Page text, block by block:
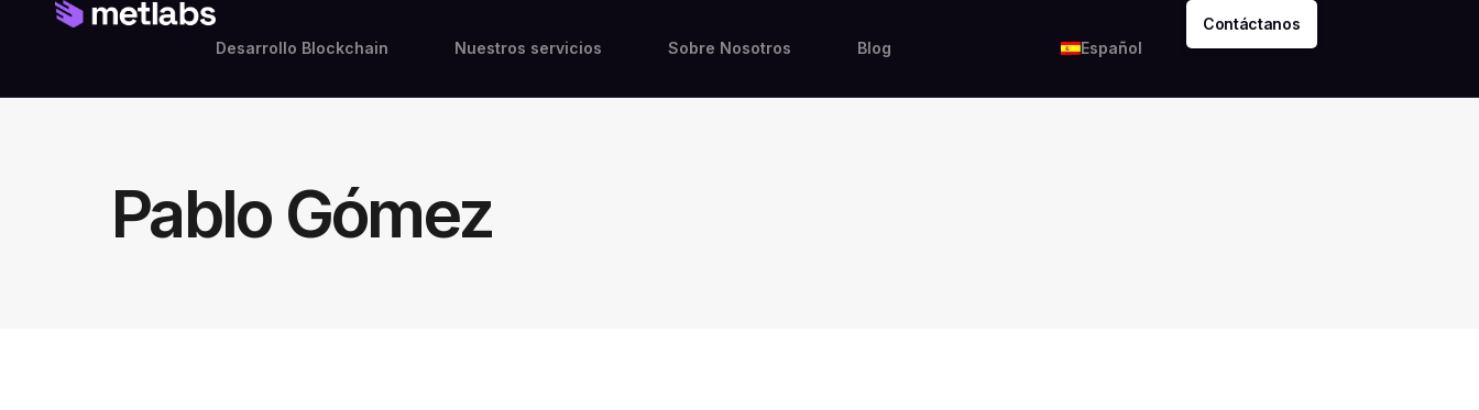
Desarrollo Blockchain Nuestros servicios Sobre Nosotros Blog Español
Contáctanos
Pablo Gómez